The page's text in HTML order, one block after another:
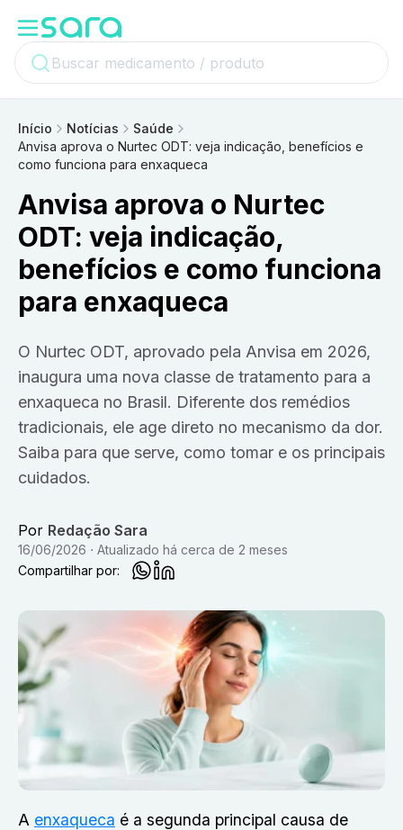
Início Notícias
Saúde
Anvisa aprova o Nurtec ODT: veja indicação, benefícios e
como funciona para enxaqueca
Anvisa aprova o Nurtec
ODT: veja indicação,
benefícios e como funciona
para enxaqueca
O Nurtec ODT, aprovado pela Anvisa em 2026,
inaugura uma nova classe de tratamento para a
enxaqueca no Brasil. Diferente dos remédios
tradicionais, ele age direto no mecanismo da dor.
Saiba para que serve, como tomar e os principais
cuidados.
Por Redação Sara
16/06/2026 Atualizado há cerca de 2 meses
Compartilhar por:
A enxaqueca é a segunda principal causa de